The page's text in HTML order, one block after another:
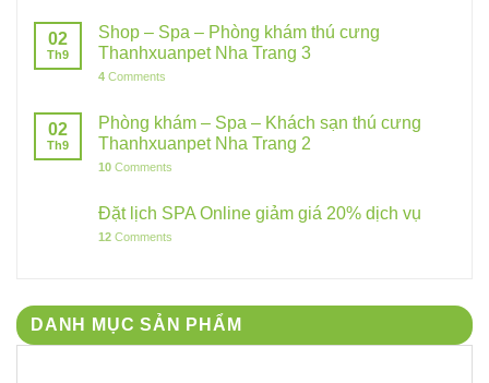
02
Th9
Shop – Spa – Phòng khám thú cưng
Thanhxuanpet Nha Trang 3
4 Comments
02
Th9
Phòng khám – Spa – Khách sạn thú cưng
Thanhxuanpet Nha Trang 2
10 Comments
Đặt lịch SPA Online giảm giá 20% dịch vụ
12 Comments
DANH MỤC SẢN PHẨM